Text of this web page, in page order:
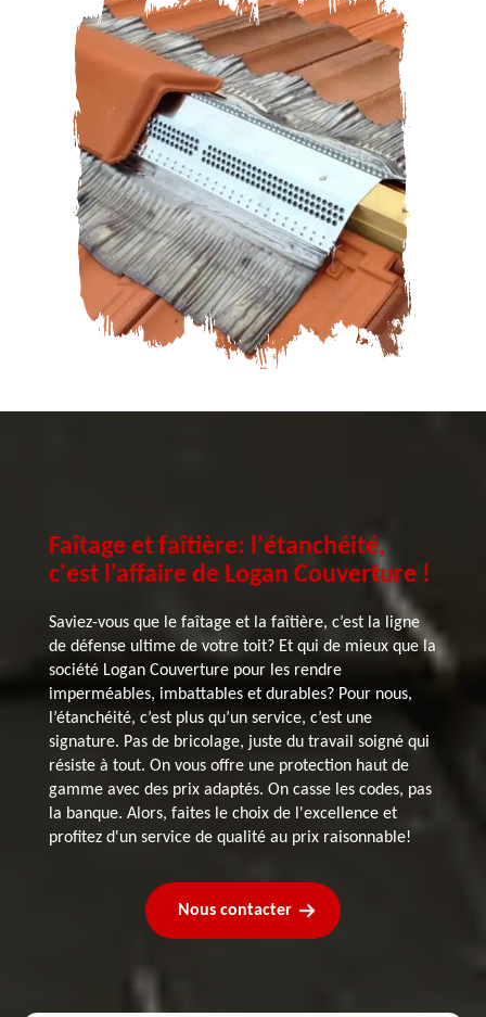
Faîtage et faîtière: l'étanchéité,
c'est l'affaire de Logan Couverture !
Saviez-vous que le faîtage et la faîtière, c’est la ligne
de défense ultime de votre toit? Et qui de mieux que la
société Logan Couverture pour les rendre
imperméables, imbattables et durables? Pour nous,
l’étanchéité, c’est plus qu’un service, c’est une
signature. Pas de bricolage, juste du travail soigné qui
résiste à tout. On vous offre une protection haut de
gamme avec des prix adaptés. On casse les codes, pas
la banque. Alors, faites le choix de l'excellence et
profitez d'un service de qualité au prix raisonnable!
Nous contacter